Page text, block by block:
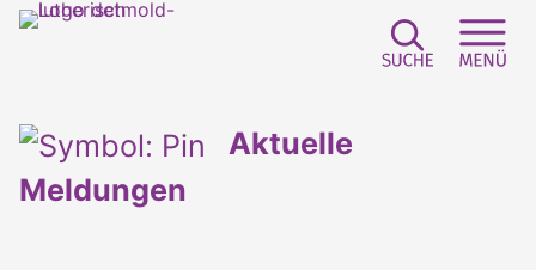
Aktuelle
Meldungen